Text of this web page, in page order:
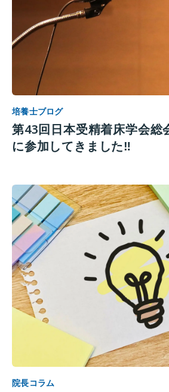
培養士ブログ
第43回日本受精着床学会総
に参加してきました‼
院長コラム